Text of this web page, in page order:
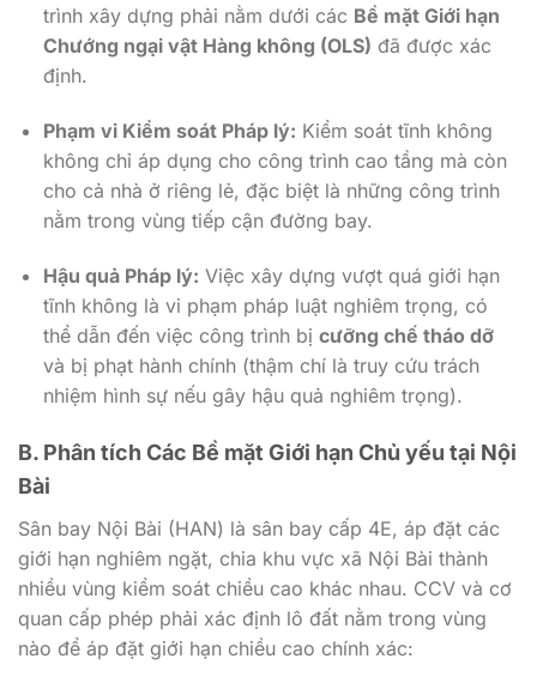
trình xây dựng phải nằm dưới các Bề mặt Giới hạn
Chướng ngại vật Hàng không (OLS) đã được xác
định.
Phạm vi Kiểm soát Pháp lý: Kiểm soát tĩnh không
không chỉ áp dụng cho công trình cao tầng mà còn
cho cả nhà ở riêng lẻ, đặc biệt là những công trình
nằm trong vùng tiếp cận đường bay.
Hậu quả Pháp lý: Việc xây dựng vượt quá giới hạn
tĩnh không là vi phạm pháp luật nghiêm trọng, có
thể dẫn đến việc công trình bị cưỡng chế tháo dỡ
và bị phạt hành chính (thậm chí là truy cứu trách
nhiệm hình sự nếu gây hậu quả nghiêm trọng).
B. Phân tích Các Bề mặt Giới hạn Chủ yếu tại Nội
Bài
Sân bay Nội Bài (HAN) là sân bay cấp 4E, áp đặt các
giới hạn nghiêm ngặt, chia khu vực xã Nội Bài thành
nhiều vùng kiểm soát chiều cao khác nhau. CCV và cơ
quan cấp phép phải xác định lô đất nằm trong vùng
nào để áp đặt giới hạn chiều cao chính xác: